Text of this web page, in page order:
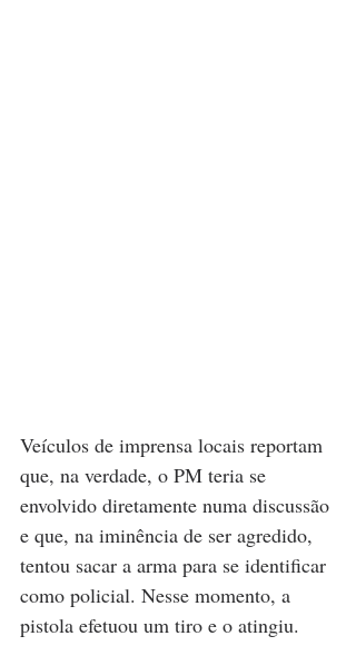
Veículos de imprensa locais reportam
que, na verdade, o PM teria se
envolvido diretamente numa discussão
e que, na iminência de ser agredido,
tentou sacar a arma para se identificar
como policial. Nesse momento, a
pistola efetuou um tiro e o atingiu.